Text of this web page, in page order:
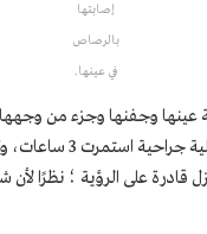
إصابتها
بالرصاص
في عينها.
عينها وجفنها وجزء من
إخراج الرصاصات
غزل قادرة على الرؤية ؛